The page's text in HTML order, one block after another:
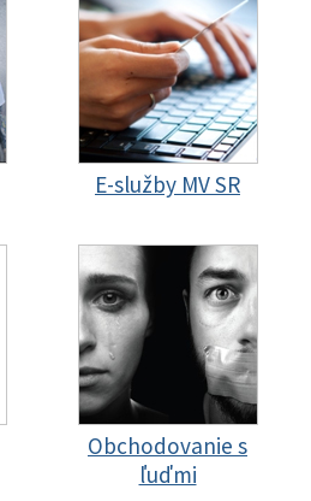
E-služby MV SR
Obchodovanie s
ľuďmi